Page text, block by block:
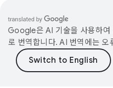
Google은 AI 기술을 사용하여
로 번역합니다. AI 번역에는 오